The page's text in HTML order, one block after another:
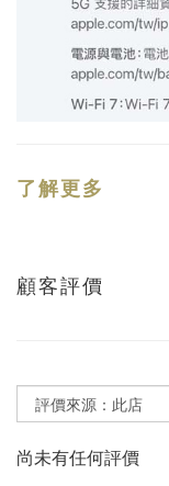
了解更多
顧客評價
尚未有任何評價